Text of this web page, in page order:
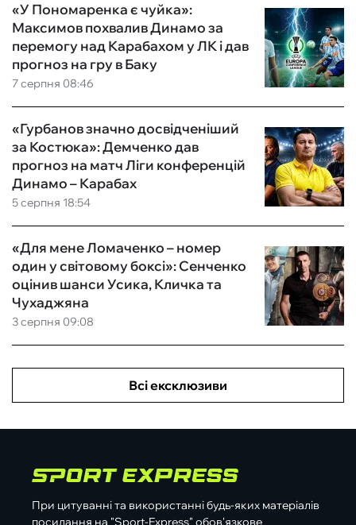
7 серпня 08:46
«У Пономаренка є чуйка»:
Максимов похвалив Динамо за
перемогу над Карабахом у ЛК і дав
прогноз на гру в Баку
5 серпня 18:54
«Гурбанов значно досвідченіший
за Костюка»: Демченко дав
прогноз на матч Ліги конференцій
Динамо – Карабах
3 серпня 09:08
«Для мене Ломаченко – номер
один у світовому боксі»: Сенченко
оцінив шанси Усика, Кличка та
Чухаджяна
Всі ексклюзиви
При цитуванні та використанні будь-яких матеріалів
посилання на "Sport-Express" обов'язкове